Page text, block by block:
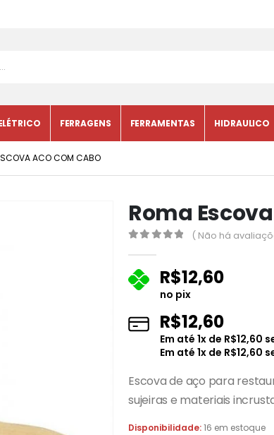
FERRAGENS FERRAMENTAS HIDRAULICO
ACO COM CABO
Roma
( Não há
R$12,60
no pix
R$12,60
Em até 1x de R$12,60
Em até 1x de R$12,60
Escova de aço para
sujeiras e materiais
Disponibilidade:16 em estoque